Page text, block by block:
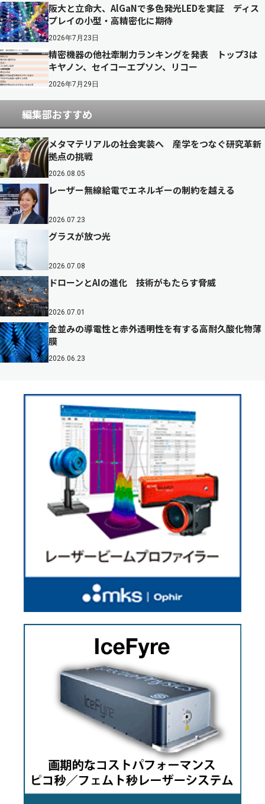
阪大と立命大、AlGaNで多色発光LEDを実証 ディス
プレイの小型・高精密化に期待
2026年7月23日
精密機器の他社牽制力ランキングを発表 トップ3は
キヤノン、セイコーエプソン、リコー
2026年7月29日
編集部おすすめ
メタマテリアルの社会実装へ 産学をつなぐ研究革新
拠点の挑戦
2026.08.05
レーザー無線給電でエネルギーの制約を越える
2026.07.23
グラスが放つ光
2026.07.08
ドローンとAIの進化 技術がもたらす脅威
2026.07.01
金並みの導電性と赤外透明性を有する高耐久酸化物薄
膜
2026.06.23